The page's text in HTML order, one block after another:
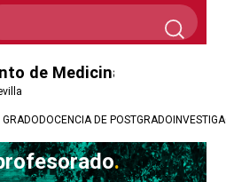
GRADODOCENCIA DE POSTGRADO